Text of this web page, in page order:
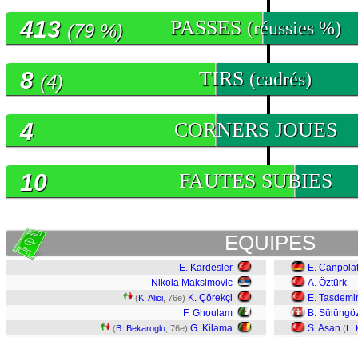
PASSES (réussies %)
413 (79 %)
TIRS (cadrés)
8 (4)
CORNERS JOUES
4
FAUTES SUBIES
10
EQUIPES
E. Kardesler
Nikola Maksimovic
(K. Alici , 76e) K. Çörekçi
F. Ghoulam
(B. Bekaroglu , 76e) G. Kilama
E. Canpolat
A. Öztürk
E. Tasdemir
B.
S. Asan (L.